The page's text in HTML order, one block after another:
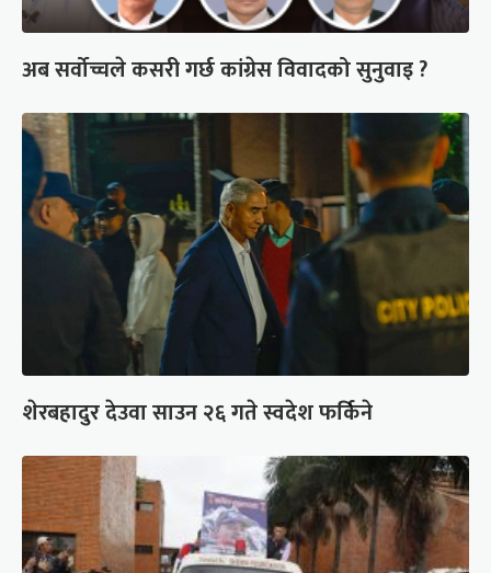
अब सर्वोच्चले कसरी गर्छ कांग्रेस विवादको सुनुवाइ ?
शेरबहादुर देउवा साउन २६ गते स्वदेश फर्किने